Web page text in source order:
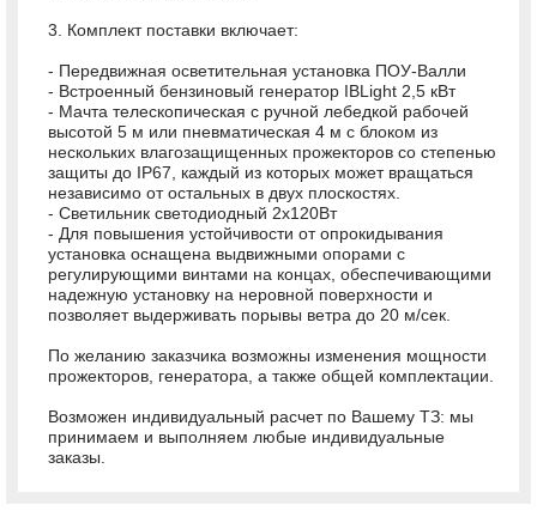
3. Комплект поставки включает:
- Передвижная осветительная установка ПОУ-Валли
- Встроенный бензиновый генератор IBLight 2,5 кВт
- Мачта телескопическая с ручной лебедкой рабочей
высотой 5 м или пневматическая 4 м с блоком из
нескольких влагозащищенных прожекторов со степенью
защиты до IP67, каждый из которых может вращаться
независимо от остальных в двух плоскостях.
- Светильник светодиодный 2x120Вт
- Для повышения устойчивости от опрокидывания
установка оснащена выдвижными опорами с
регулирующими винтами на концах, обеспечивающими
надежную установку на неровной поверхности и
позволяет выдерживать порывы ветра до 20 м/сек.
По желанию заказчика возможны изменения мощности
прожекторов, генератора, а также общей комплектации.
Возможен индивидуальный расчет по Вашему ТЗ: мы
принимаем и выполняем любые индивидуальные
заказы.